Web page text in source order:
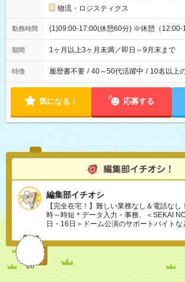
物流・ロジスティクス
勤務時間 (1)09:00-17:00(休憩60分) ※休憩（12:00-
期間 1ヶ月以上3ヶ月未満／即日～9月末まで
特徴 履歴書不要 / 40～50代活躍中 / 10名以上
気になる！ 応募する
編集部イチオシ
【完全在宅！】難しい業務なし＆電話なし
時～時短＊データ入力・事務、＜SEKAI
日・16日＞ドーム公演のサポートバイトな